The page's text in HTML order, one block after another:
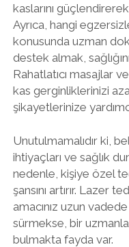
kaslarını
Ayrıca, hangi
konusunda uzman
destek almak,
Rahatlatıcı masajlar
kas gerginliklerinizi
şikayetlerinize
Unutulmamalıdır ki,
ihtiyaçları ve sağlık
nedenle, kişiye özel
şansını artırır. Lazer
amacınız uzun
sürmekse, bir
bulmakta fayda var.